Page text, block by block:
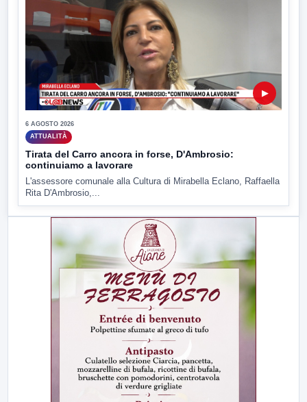
▶
6 AGOSTO 2026
ATTUALITÀ
Tirata del Carro ancora in forse, D'Ambrosio:
continuiamo a lavorare
L'assessore comunale alla Cultura di Mirabella Eclano, Raffaella
Rita D'Ambrosio,...